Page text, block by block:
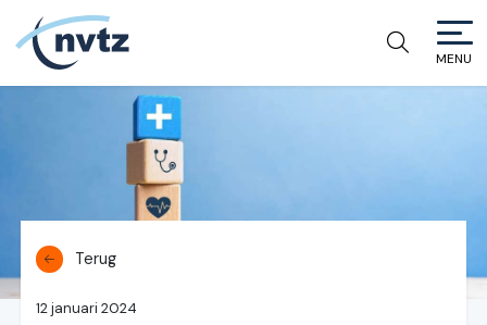
NVTZ
MENU
Terug
12 januari 2024